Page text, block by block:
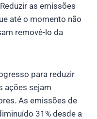
as emissões
até o momento não
removê-lo da
para reduzir
ações sejam
As emissões de
31% desde a